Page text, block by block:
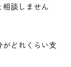
談しません
がどれくらい支